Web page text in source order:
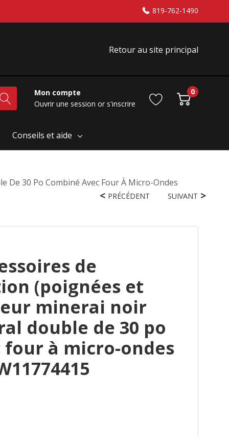
819-762-1490
Retour au site principal
Mon compte
Ouvrir une session or s'inscrire
0
Conseils et aide
30 Po Combiné Avec Four À Micro-Ondes
PRÉCÉDENT SUIVANT
de
(poignées et
minerai noir
double de 30 po
four à micro-ondes